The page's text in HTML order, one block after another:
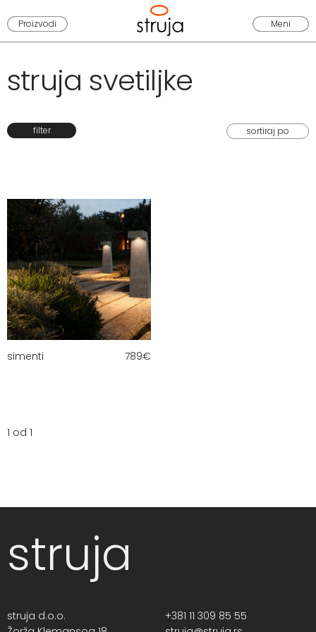
Proizvodi Meni
struja svetiljke
filter
simenti 789€
1 od 1
struja
struja d.o.o.
+381 11 309 85 55